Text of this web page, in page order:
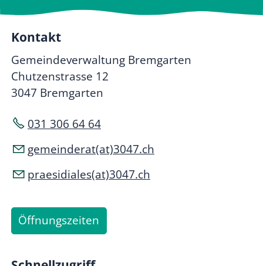
Kontakt
Gemeindeverwaltung Bremgarten
Chutzenstrasse 12
3047 Bremgarten
031 306 64 64
gemeinderat(at)3047.ch
praesidiales(at)3047.ch
Öffnungszeiten